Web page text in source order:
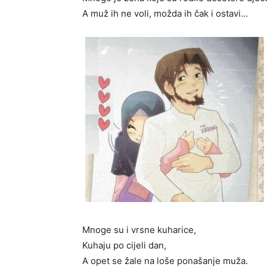
A muž ih ne voli, možda ih čak i ostavi…
Mnoge su i vrsne kuharice,
Kuhaju po cijeli dan,
A opet se žale na loše ponašanje muža.